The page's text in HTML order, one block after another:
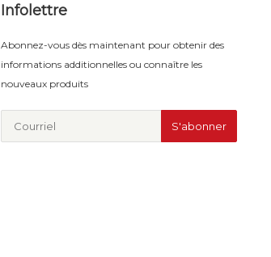
Infolettre
Abonnez-vous dès maintenant pour obtenir des
informations additionnelles ou connaître les
nouveaux produits
S'abonner